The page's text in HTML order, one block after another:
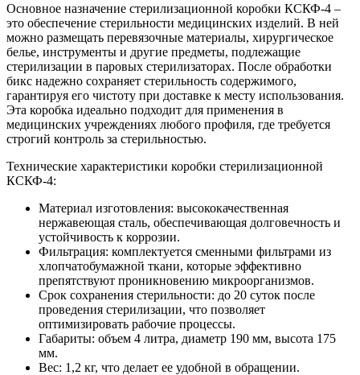
Основное назначение стерилизационной коробки КСКФ-4 –
это обеспечение стерильности медицинских изделий. В ней
можно размещать перевязочные материалы, хирургическое
белье, инструменты и другие предметы, подлежащие
стерилизации в паровых стерилизаторах. После обработки
бикс надежно сохраняет стерильность содержимого,
гарантируя его чистоту при доставке к месту использования.
Эта коробка идеально подходит для применения в
медицинских учреждениях любого профиля, где требуется
строгий контроль за стерильностью.
Технические характеристики коробки стерилизационной
КСКФ-4:
Материал изготовления: высококачественная
нержавеющая сталь, обеспечивающая долговечность и
устойчивость к коррозии.
Фильтрация: комплектуется сменными фильтрами из
хлопчатобумажной ткани, которые эффективно
препятствуют проникновению микроорганизмов.
Срок сохранения стерильности: до 20 суток после
проведения стерилизации, что позволяет
оптимизировать рабочие процессы.
Габариты: объем 4 литра, диаметр 190 мм, высота 175
мм.
Вес: 1,2 кг, что делает ее удобной в обращении.